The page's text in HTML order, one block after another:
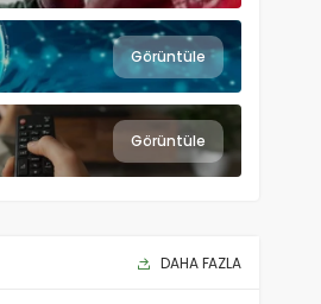
Görüntüle
Görüntüle
DAHA FAZLA